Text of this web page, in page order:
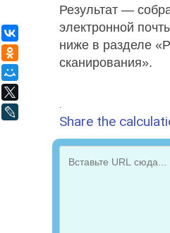
Результат —
электронной
ниже в разделе
сканирования».
Share the
ВКонтакте
Одноклассники